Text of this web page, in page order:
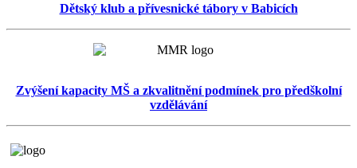
Dětský klub a přívesnické tábory v Babicích
Zvýšení kapacity MŠ a zkvalitnění podmínek pro předškolní
vzdělávání